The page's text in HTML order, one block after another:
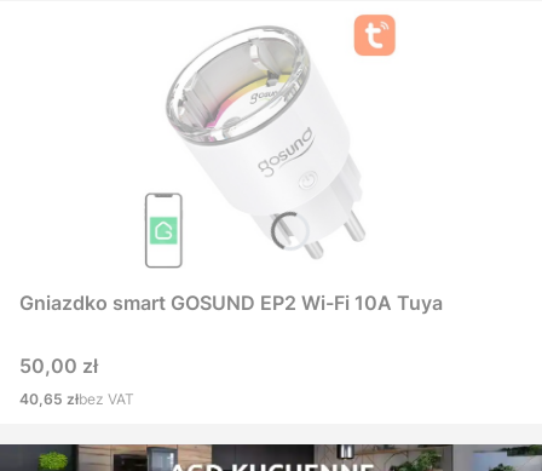
Gniazdko smart GOSUND EP2 Wi-Fi 10A Tuya
Cena
50,00 zł
Cena
40,65 złbez VAT